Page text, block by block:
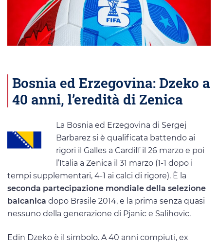
Bosnia ed Erzegovina: Dzeko a
40 anni, l’eredità di Zenica
La Bosnia ed Erzegovina di Sergej
Barbarez si è qualificata battendo ai
rigori il Galles a Cardiff il 26 marzo e poi
l’Italia a Zenica il 31 marzo (1-1 dopo i
tempi supplementari, 4-1 ai calci di rigore). È la
seconda partecipazione mondiale della selezione
balcanica dopo Brasile 2014, e la prima senza quasi
nessuno della generazione di Pjanic e Salihovic.
Edin Dzeko è il simbolo. A 40 anni compiuti, ex